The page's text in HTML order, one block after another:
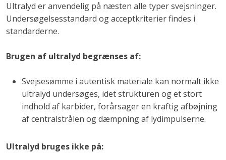
Ultralyd er anvendelig på næsten alle typer svejsninger.
Undersøgelsesstandard og acceptkriterier findes i
standarderne.
Brugen af ultralyd begrænses af:
Svejsesømme i autentisk materiale kan normalt ikke
ultralyd undersøges, idet strukturen og et stort
indhold af karbider, forårsager en kraftig afbøjning
af centralstrålen og dæmpning af lydimpulserne.
Ultralyd bruges ikke på: